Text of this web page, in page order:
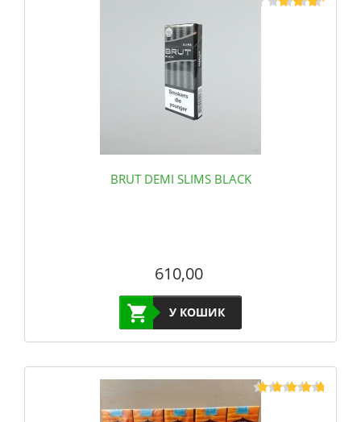
BRUT DEMI SLIMS BLACK
610,00
У КОШИК